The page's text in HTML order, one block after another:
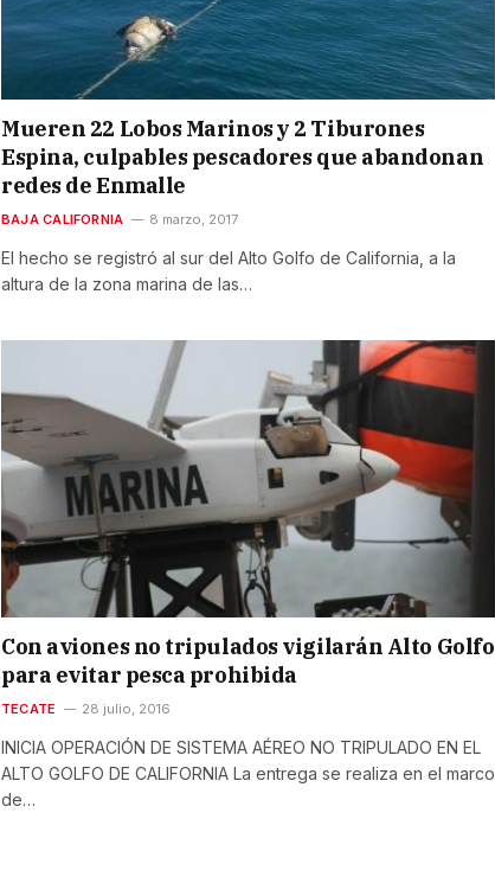
Mueren 22 Lobos Marinos y 2 Tiburones
Espina, culpables pescadores que abandonan
redes de Enmalle
BAJA CALIFORNIA 8 marzo, 2017
El hecho se registró al sur del Alto Golfo de California, a la
altura de la zona marina de las…
Con aviones no tripulados vigilarán Alto Golfo
para evitar pesca prohibida
TECATE 28 julio, 2016
INICIA OPERACIÓN DE SISTEMA AÉREO NO TRIPULADO EN EL
ALTO GOLFO DE CALIFORNIA La entrega se realiza en el marco
de…